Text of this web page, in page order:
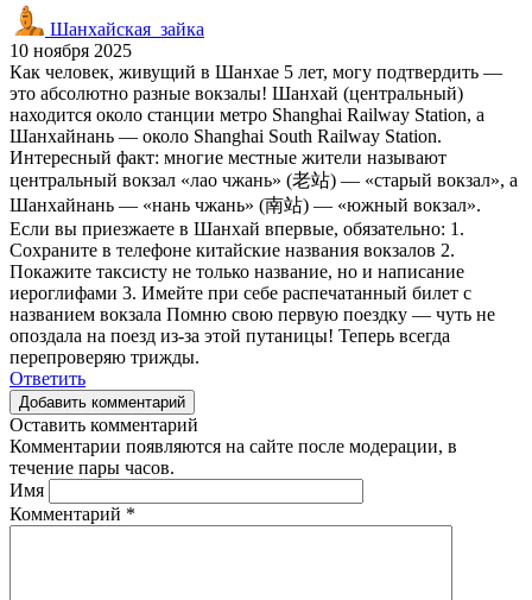
Шанхайская_зайка
10 ноября 2025
Как человек, живущий в Шанхае 5 лет, могу подтвердить —
это абсолютно разные вокзалы! Шанхай (центральный)
находится около станции метро Shanghai Railway Station, а
Шанхайнань — около Shanghai South Railway Station.
Интересный факт: многие местные жители называют
центральный вокзал «лао чжань» (老站) — «старый вокзал», а
Шанхайнань — «нань чжань» (南站) — «южный вокзал».
Если вы приезжаете в Шанхай впервые, обязательно: 1.
Сохраните в телефоне китайские названия вокзалов 2.
Покажите таксисту не только название, но и написание
иероглифами 3. Имейте при себе распечатанный билет с
названием вокзала Помню свою первую поездку — чуть не
опоздала на поезд из-за этой путаницы! Теперь всегда
перепроверяю трижды.
Ответить
Добавить комментарий
Оставить комментарий
Комментарии появляются на сайте после модерации, в
течение пары часов.
Имя
Комментарий *